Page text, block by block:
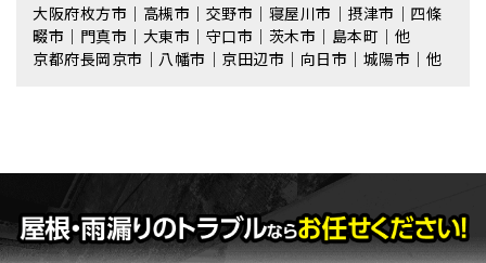
大阪府枚方市｜高槻市｜交野市｜寝屋川市｜摂津市｜四條
畷市｜門真市｜大東市｜守口市｜茨木市｜島本町｜他
京都府長岡京市｜八幡市｜京田辺市｜向日市｜城陽市｜他